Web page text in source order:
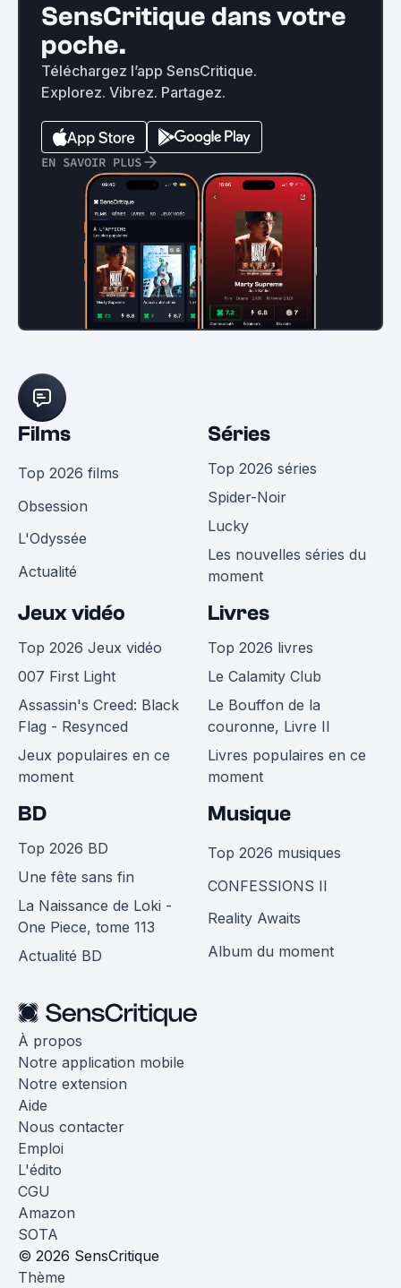
SensCritique dans votre
poche.
Téléchargez l’app SensCritique.
Explorez. Vibrez. Partagez.
EN SAVOIR PLUS
Films
Top 2026 films
Obsession
L'Odyssée
Actualité
Séries
Top 2026 séries
Spider-Noir
Lucky
Les nouvelles séries du
moment
Jeux vidéo
Top 2026 Jeux vidéo
007 First Light
Assassin's Creed: Black
Flag - Resynced
Jeux populaires en ce
moment
Livres
Top 2026 livres
Le Calamity Club
Le Bouffon de la
couronne, Livre II
Livres populaires en ce
moment
BD
Top 2026 BD
Une fête sans fin
La Naissance de Loki -
One Piece, tome 113
Actualité BD
Musique
Top 2026 musiques
CONFESSIONS II
Reality Awaits
Album du moment
À propos
Notre application mobile
Notre extension
Aide
Nous contacter
Emploi
L'édito
CGU
Amazon
SOTA
© 2026 SensCritique
Thème